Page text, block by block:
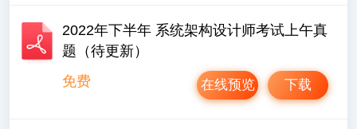
2022年下半年 系统架构设计师考试上午真
题（待更新）
免费
下载
在线预览